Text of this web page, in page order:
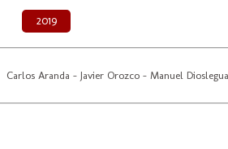
2019
Carlos Aranda - Javier Orozco - Manuel